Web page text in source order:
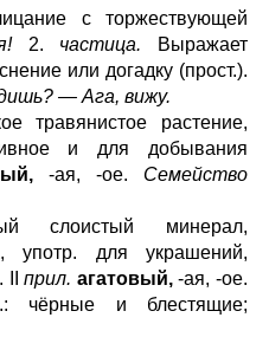
с торжествующей
2. частица. Выражает
или догадку (прост.).
— Ага, вижу.
травянистое растение,
и для добывания
-ая, -ое. Семейство
слоистый минерал,
употр. для украшений,
IIприл. агатовый,-ая, -ое.
чёрные и блестящие;